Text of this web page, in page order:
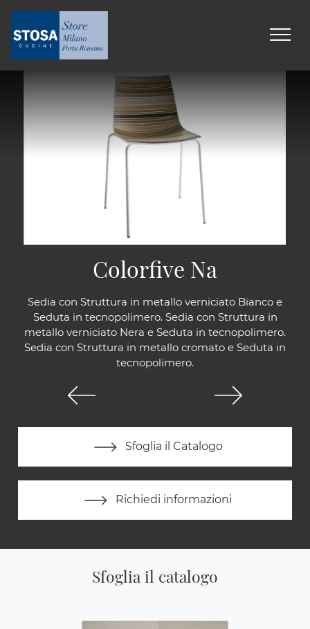
Sedia con Struttura in metallo verniciato Bianco e
Seduta in tecnopolimero. Sedia con Struttura in
metallo verniciato Nera e Seduta in tecnopolimero.
Sedia con Struttura in metallo cromato e Seduta in
tecnopolimero.
Sfoglia il Catalogo
Richiedi informazioni
Colorfive Na
Sfoglia il catalogo